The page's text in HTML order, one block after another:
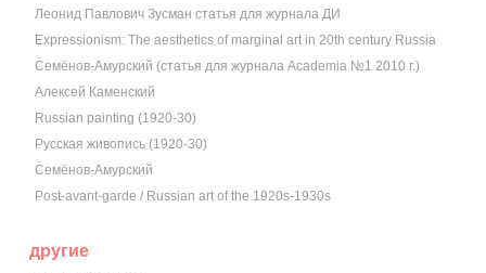
Леонид Павлович Зусман статья для журнала ДИ
Expressionism: The aesthetics of marginal art in 20th century Russia
Семёнов-Амурский (статья для журнала Academia №1 2010 г.)
Алексей Каменский
Russian painting (1920-30)
Русская живопись (1920-30)
Семёнов-Амурский
Post-avant-garde / Russian art of the 1920s-1930s
другие